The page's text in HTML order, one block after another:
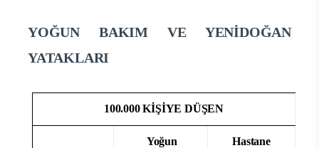
YOĞUN BAKIM VE YENİDOĞAN
YATAKLARI
100.000 KİŞİYE DÜŞEN
Yoğun
Hastane